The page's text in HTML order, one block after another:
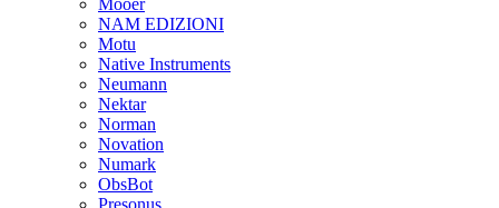
NAM EDIZIONI
Motu
Native Instruments
Neumann
Nektar
Norman
Novation
Numark
ObsBot
Presonus